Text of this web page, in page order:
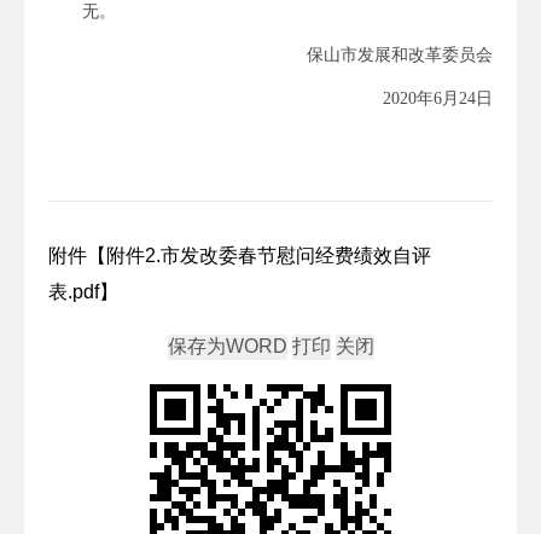
无。
保山市发展和改革委员会
2020年6月24日
附件【 附件2.市发改委春节慰问经费绩效自评
表.pdf】